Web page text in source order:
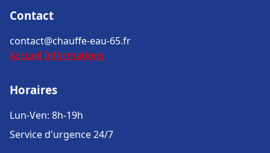
Contact
contact@chauffe-eau-65.fr
Accueil Informations
Horaires
Lun-Ven: 8h-19h
Service d'urgence 24/7